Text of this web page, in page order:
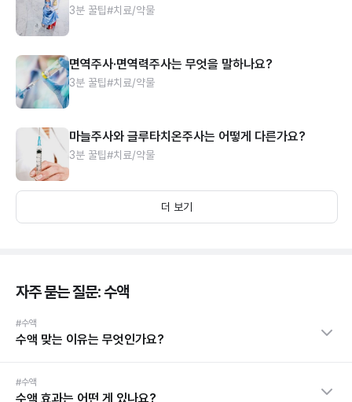
3분 꿀팁#치료/약물
면역주사·면역력주사는 무엇을 말하나요?
3분 꿀팁#치료/약물
마늘주사와 글루타치온주사는 어떻게 다른가요?
3분 꿀팁#치료/약물
더 보기
자주 묻는 질문: 수액
#수액
수액 맞는 이유는 무엇인가요?
#수액
수액 효과는 어떤 게 있나요?